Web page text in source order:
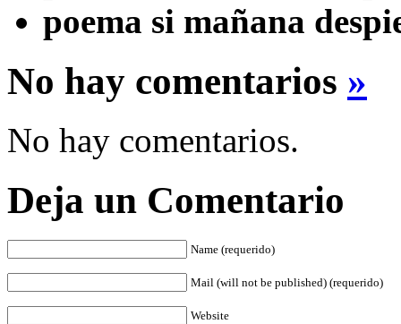
poema si mañana
No hay comentarios »
No hay comentarios.
Deja un Comentario
Name (requerido)
Mail (will not be published) (requerido)
Website